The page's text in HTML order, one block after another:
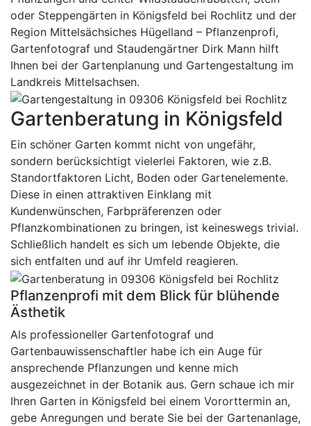
oder Steppengärten in Königsfeld bei Rochlitz und der
Region Mittelsächsiches Hügelland – Pflanzenprofi,
Gartenfotograf und Staudengärtner Dirk Mann hilft
Ihnen bei der Gartenplanung und Gartengestaltung im
Landkreis Mittelsachsen.
Gartenberatung in Königsfeld
Ein schöner Garten kommt nicht von ungefähr,
sondern berücksichtigt vielerlei Faktoren, wie z.B.
Standortfaktoren Licht, Boden oder Gartenelemente.
Diese in einen attraktiven Einklang mit
Kundenwünschen, Farbpräferenzen oder
Pflanzkombinationen zu bringen, ist keineswegs trivial.
Schließlich handelt es sich um lebende Objekte, die
sich entfalten und auf ihr Umfeld reagieren.
Pflanzenprofi mit dem Blick für blühende
Ästhetik
Als professioneller Gartenfotograf und
Gartenbauwissenschaftler habe ich ein Auge für
ansprechende Pflanzungen und kenne mich
ausgezeichnet in der Botanik aus. Gern schaue ich mir
Ihren Garten in Königsfeld bei einem Vororttermin an,
gebe Anregungen und berate Sie bei der Gartenanlage,